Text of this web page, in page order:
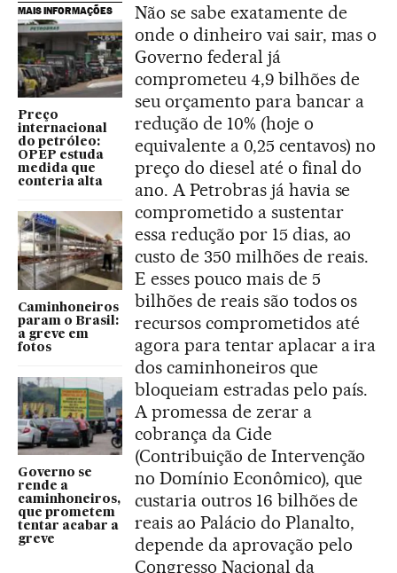
MAIS INFORMAÇÕES
Preço
internacional
do petróleo:
OPEP estuda
medida que
conteria alta
Caminhoneiros
param o Brasil:
a greve em
fotos
Governo se
rende a
caminhoneiros,
que prometem
tentar acabar a
greve
Não se sabe exatamente de
onde o dinheiro vai sair, mas o
Governo federal já
comprometeu 4,9 bilhões de
seu orçamento para bancar a
redução de 10% (hoje o
equivalente a 0,25 centavos) no
preço do diesel até o final do
ano. A Petrobras já havia se
comprometido a sustentar
essa redução por 15 dias, ao
custo de 350 milhões de reais.
E esses pouco mais de 5
bilhões de reais são todos os
recursos comprometidos até
agora para tentar aplacar a ira
dos caminhoneiros que
bloqueiam estradas pelo país.
A promessa de zerar a
cobrança da Cide
(Contribuição de Intervenção
no Domínio Econômico), que
custaria outros 16 bilhões de
reais ao Palácio do Planalto,
depende da aprovação pelo
Congresso Nacional da